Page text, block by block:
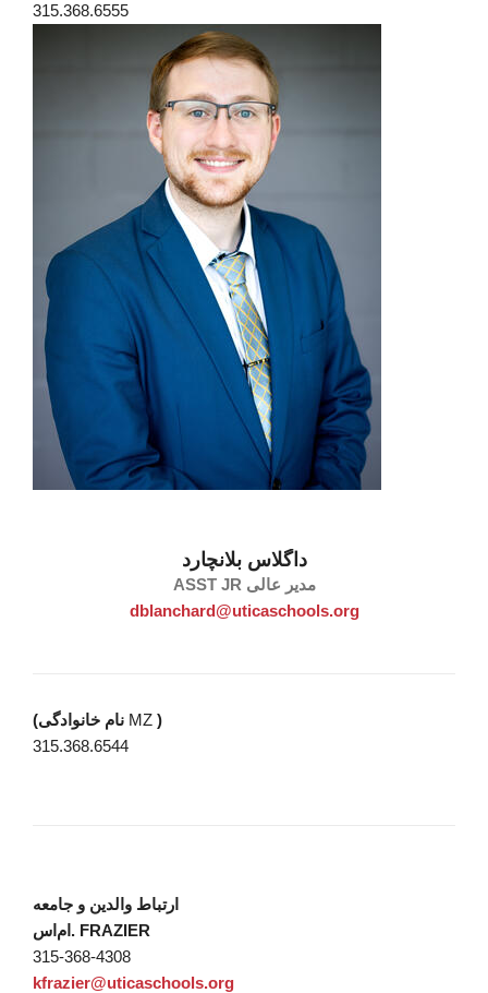
315.368.6555
داگلاس بلانچارد
ASST JR مدیر عالی
dblanchard@uticaschools.org
(نام خانوادگی MZ )
315.368.6544
ارتباط والدین و جامعه
ام‌اس. FRAZIER
315-368-4308
kfrazier@uticaschools.org